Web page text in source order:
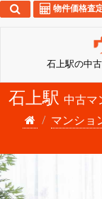
石上駅の中
物件価格査
石上駅 中古マ
マンショ